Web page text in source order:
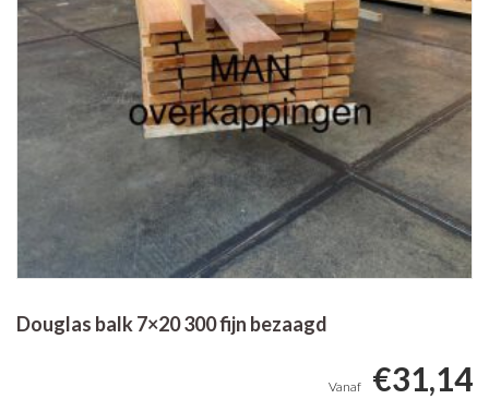
Douglas balk 7×20 300 fijn bezaagd
€31,14